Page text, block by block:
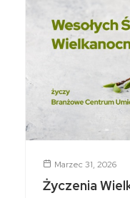
Marzec 31, 2026
Życzenia